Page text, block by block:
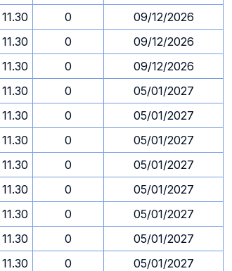
11.30 0
09/12/2026
11.30 0
09/12/2026
11.30 0
09/12/2026
11.30 0
05/01/2027
11.30 0
05/01/2027
11.30 0
05/01/2027
11.30 0
05/01/2027
11.30 0
05/01/2027
11.30 0
05/01/2027
11.30 0
05/01/2027
11.30 0
05/01/2027